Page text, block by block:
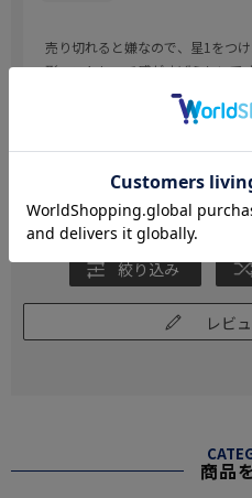
売り切れると嫌なので、星1をつけ
形、ストレッチ感がすばらしいで
わがまま言うと、白は透けるので
続きを
参考
絞り込み
レビ
商品